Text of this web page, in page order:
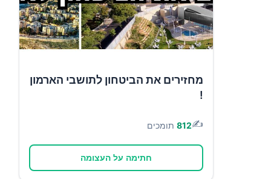
מחזירים את הביטחון לתושבי הארמון
!
✍️
812 תומכים
חתימה על העצומה